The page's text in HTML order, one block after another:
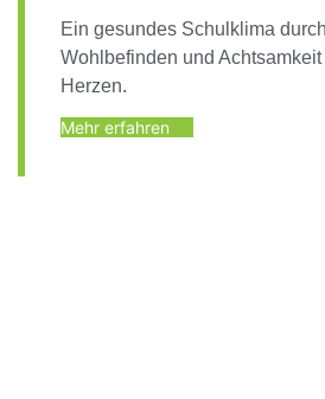
Ein gesundes Schulklima
Wohlbefinden und
Herzen.
Mehr erfahren